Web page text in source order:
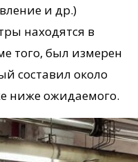
и др.)
находятся в
того, был измерен
составил около
ниже ожидаемого.